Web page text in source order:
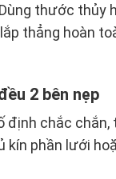
thước thủy
thẳng hoàn
2 bên nẹp
định chắc chắn,
kín phần lưới